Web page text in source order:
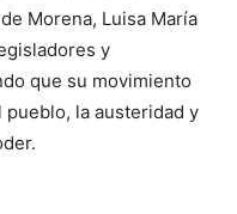
Morena, Luisa María
y
que su movimiento
la austeridad y